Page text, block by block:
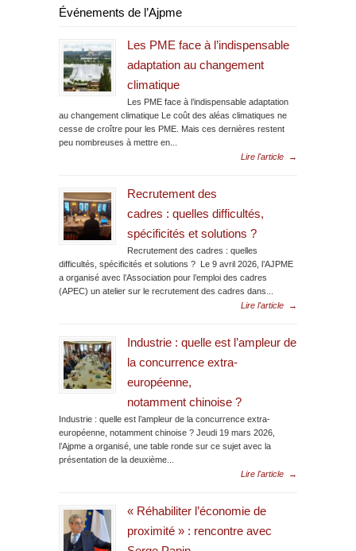
Événements de l’Ajpme
Les PME face à l’indispensable
adaptation au changement
climatique
Les PME face à l’indispensable adaptation
au changement climatique Le coût des aléas climatiques ne
cesse de croître pour les PME. Mais ces dernières restent
peu nombreuses à mettre en...
Lire l'article
→
Recrutement des
cadres : quelles difficultés,
spécificités et solutions ?
Recrutement des cadres : quelles
difficultés, spécificités et solutions ? Le 9 avril 2026, l’AJPME
a organisé avec l’Association pour l’emploi des cadres
(APEC) un atelier sur le recrutement des cadres dans...
Lire l'article
→
Industrie : quelle est l’ampleur de
la concurrence extra-
européenne,
notamment chinoise ?
Industrie : quelle est l’ampleur de la concurrence extra-
européenne, notamment chinoise ? Jeudi 19 mars 2026,
l’Ajpme a organisé, une table ronde sur ce sujet avec la
présentation de la deuxième...
Lire l'article
→
« Réhabiliter l’économie de
proximité » : rencontre avec